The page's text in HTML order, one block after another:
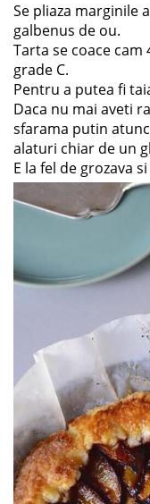
Se pliaza marginile
galbenus de ou.
Tarta se coace
grade C.
Pentru a putea fi
Daca nu mai aveti
sfarama putin
alaturi chiar de un
E la fel de grozava